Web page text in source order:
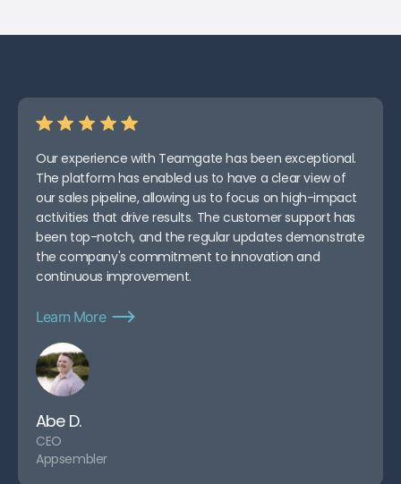
Our experience with Teamgate has been exceptional.
The platform has enabled us to have a clear view of
our sales pipeline, allowing us to focus on high-impact
activities that drive results. The customer support has
been top-notch, and the regular updates demonstrate
the company's commitment to innovation and
continuous improvement.
Learn More
Abe D.
CEO
Appsembler